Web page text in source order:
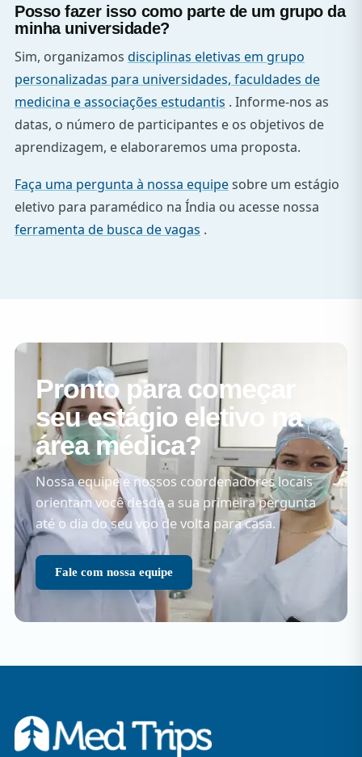
Posso fazer isso como parte de um grupo da
minha universidade?
Sim, organizamos disciplinas eletivas em grupo
personalizadas para universidades, faculdades de
medicina e associações estudantis . Informe-nos as
datas, o número de participantes e os objetivos de
aprendizagem, e elaboraremos uma proposta.
Faça uma pergunta à nossa equipesobre um estágio
eletivo para paramédico na Índia ou acesse nossa
ferramenta de busca de vagas .
Pronto para começar
seu estágio eletivo na
área médica?
Nossa equipe e nossos coordenadores locais
orientam você desde a sua primeira pergunta
até o dia do seu voo de volta para casa.
Fale com nossa equipe